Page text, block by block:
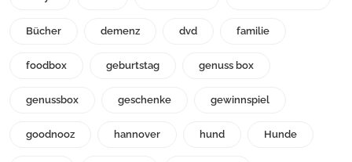
Bücher demenz dvd familie
foodbox geburtstag genuss box
genussbox geschenke gewinnspiel
goodnooz hannover hund Hunde